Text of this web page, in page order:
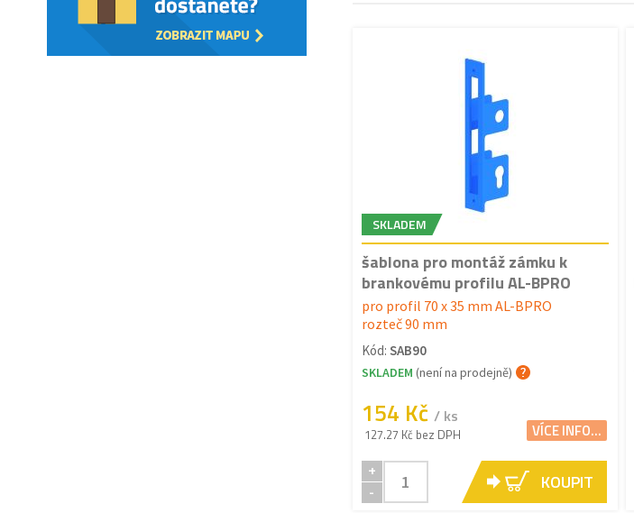
SKLADEM
šablona pro montáž zámku k
brankovému profilu AL-BPRO
pro profil 70 x 35 mm AL-BPRO
rozteč 90 mm
Kód: SAB90
SKLADEM (není na prodejně)
154 Kč / ks
127.27 Kč bez DPH VÍCE INFO...
+
-
KOUPIT